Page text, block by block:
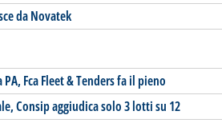
da Novatek
Fca Fleet & Tenders fa il pieno
Consip aggiudica solo 3 lotti su 12